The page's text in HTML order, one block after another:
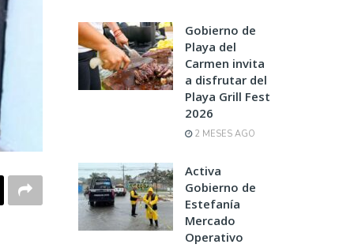
Gobierno de
Playa del
Carmen invita
a disfrutar del
Playa Grill Fest
2026
2 MESES AGO
Activa
Gobierno de
Estefanía
Mercado
Operativo